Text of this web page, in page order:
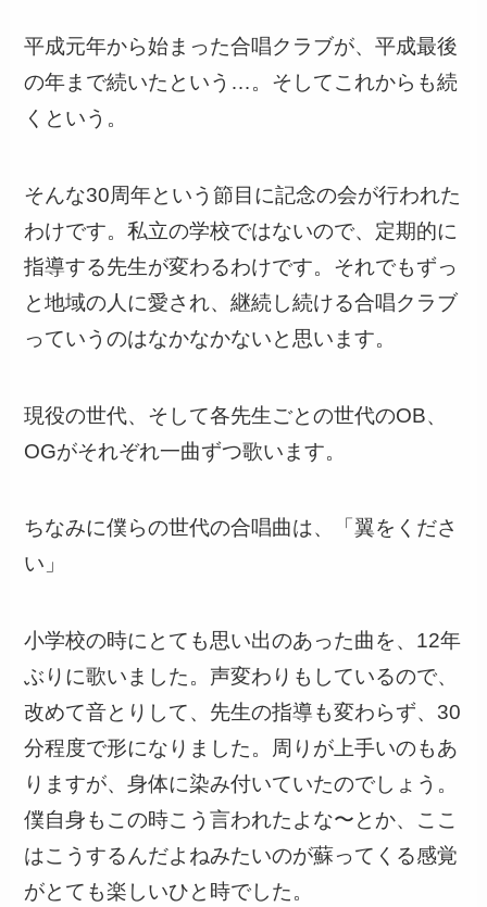
平成元年から始まった合唱クラブが、平成最後
の年まで続いたという…。そしてこれからも続
くという。
そんな30周年という節目に記念の会が行われた
わけです。私立の学校ではないので、定期的に
指導する先生が変わるわけです。それでもずっ
と地域の人に愛され、継続し続ける合唱クラブ
っていうのはなかなかないと思います。
現役の世代、そして各先生ごとの世代のOB、
OGがそれぞれ一曲ずつ歌います。
ちなみに僕らの世代の合唱曲は、「翼をくださ
い」
小学校の時にとても思い出のあった曲を、12年
ぶりに歌いました。声変わりもしているので、
改めて音とりして、先生の指導も変わらず、30
分程度で形になりました。周りが上手いのもあ
りますが、身体に染み付いていたのでしょう。
僕自身もこの時こう言われたよな〜とか、ここ
はこうするんだよねみたいのが蘇ってくる感覚
がとても楽しいひと時でした。